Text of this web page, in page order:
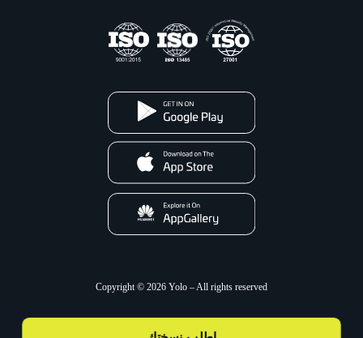
Copyright © 2026 Yolo – All rights reserved